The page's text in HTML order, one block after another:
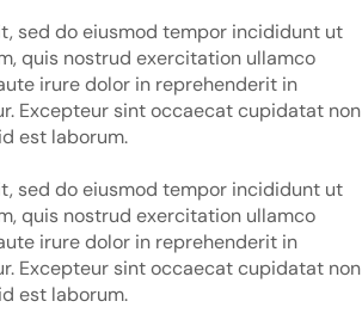
sed do eiusmod tempor incididunt ut
quis nostrud exercitation ullamco
irure dolor in reprehenderit in
Excepteur sint occaecat cupidatat non
est laborum.
sed do eiusmod tempor incididunt ut
quis nostrud exercitation ullamco
irure dolor in reprehenderit in
Excepteur sint occaecat cupidatat non
est laborum.